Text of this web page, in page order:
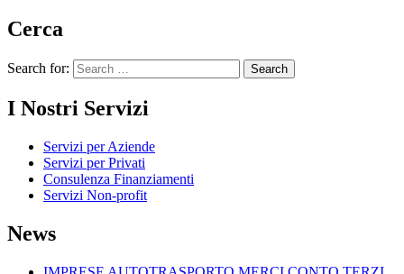
Cerca
Search for:
I Nostri Servizi
Servizi per Aziende
Servizi per Privati
Consulenza Finanziamenti
Servizi Non-profit
News